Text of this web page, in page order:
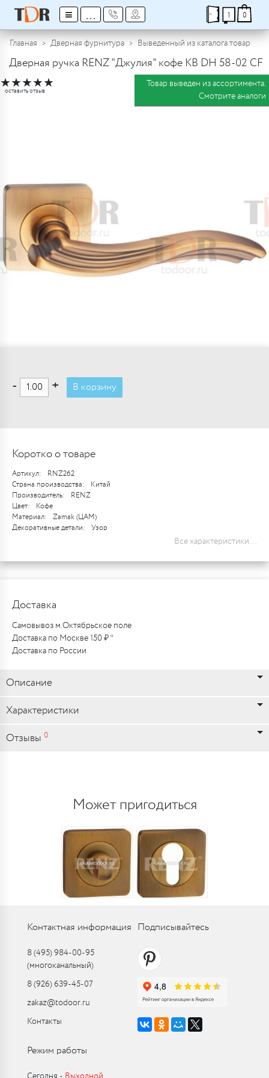
≡ ... 1 0
Главная Дверная фурнитура Выведенный из каталога товар
Дверная ручка RENZ "Джулия" кофе КВ DH 58-02 CF
★★★★★
оставить отзыв
Товар выведен из ассортимента.
Смотрите аналоги
- + В корзину
Коротко о товаре
Артикул:
RNZ262
Страна производства:
Китай
Производитель:
RENZ
Цвет:
Кофе
Материал:
Zamak (ЦАМ)
Декоративные детали:
Узор
Все характеристики...
Доставка
Самовывоз м.Октябрьское поле
Доставка по Москве 150 ₽ *
Доставка по России
Описание
Характеристики
Отзывы 0
Может пригодиться
Контактная информация
8 (495) 984-00-95
(многоканальный)
8 (926) 639-45-07
zakaz@todoor.ru
Контакты
Подписывайтесь
Режим работы